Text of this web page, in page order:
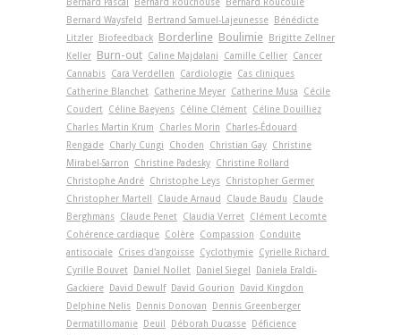
Bernard Waysfeld
Bertrand Samuel-Lajeunesse
Bénédicte
Litzler
Biofeedback Borderline Boulimie
Brigitte Zellner
Keller Burn-out Caline Majdalani Camille Cellier Cancer
Cannabis Cara Verdellen Cardiologie Cas cliniques
Catherine Blanchet Catherine Meyer Catherine Musa
Cécile
Coudert Céline Baeyens Céline Clément Céline Douilliez
Charles Martin Krum
Charles Morin
Charles-Édouard
Rengade Charly Cungi Choden Christian Gay Christine
Mirabel-Sarron
Christine Padesky Christine Rollard
Christophe André Christophe Leys Christopher Germer
Christopher Martell
Claude Arnaud Claude Baudu
Claude
Berghmans Claude Penet Claudia Verret Clément Lecomte
Cohérence cardiaque Colère Compassion
Conduite
antisociale Crises d'angoisse Cyclothymie Cyrielle Richard
Cyrille Bouvet
Daniel Nollet Daniel Siegel
Daniela Eraldi-
Gackiere
David Dewulf David Gourion
David Kingdon
Delphine Nelis
Dennis Donovan
Dennis Greenberger
Dermatillomanie
Deuil Déborah Ducasse
Déficience